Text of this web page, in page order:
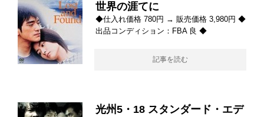
世界の涯てに
◆仕入れ価格 780円 → 販売価格 3,980円 ◆
出品コンディション：FBA 良 ◆
記事を読む
光州5・18 スタンダード・エデ